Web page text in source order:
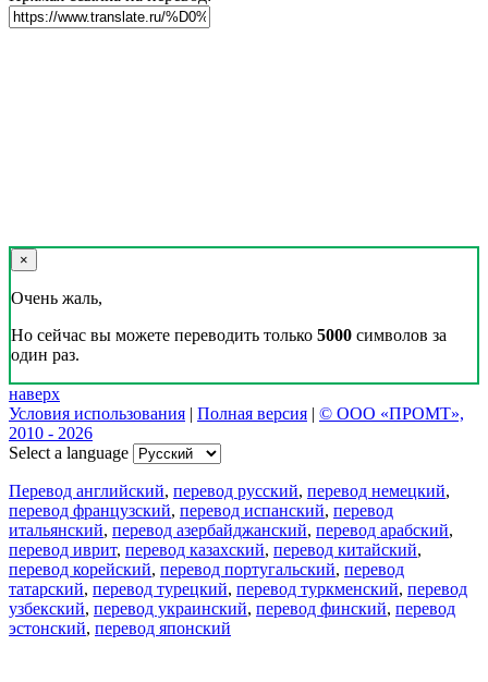
×
Очень жаль,
Но сейчас вы можете переводить только 5000 символов за
один раз.
наверх
Условия использования | Полная версия | © ООО «ПРОМТ»,
2010 - 2026
Select a language
Перевод английский, перевод русский, перевод немецкий,
перевод французский, перевод испанский, перевод
итальянский, перевод азербайджанский, перевод арабский,
перевод иврит, перевод казахский, перевод китайский,
перевод корейский, перевод португальский, перевод
татарский, перевод турецкий, перевод туркменский, перевод
узбекский, перевод украинский, перевод финский, перевод
эстонский, перевод японский